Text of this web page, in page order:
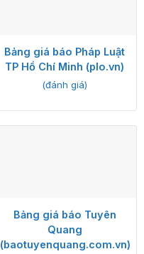
Bảng giá báo Pháp Luật
TP Hồ Chí Minh (plo.vn)
(đánh giá)
Bảng giá báo Tuyên
Quang
(baotuyenquang.com.vn)